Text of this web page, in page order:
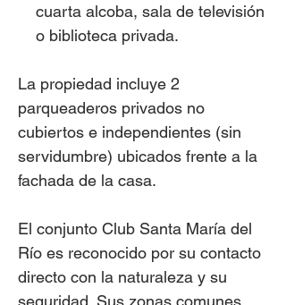
cuarta alcoba, sala de televisión
o biblioteca privada.
La propiedad incluye 2
parqueaderos privados no
cubiertos e independientes (sin
servidumbre) ubicados frente a la
fachada de la casa.
El conjunto Club Santa María del
Río es reconocido por su contacto
directo con la naturaleza y su
seguridad. Sus zonas comunes